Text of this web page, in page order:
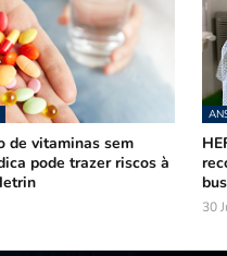
de vitaminas sem
pode trazer riscos à
30